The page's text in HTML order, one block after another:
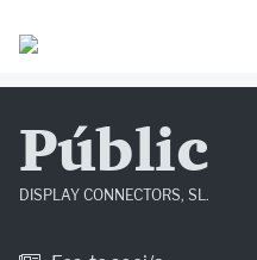
Públic
DISPLAY CONNECTORS, SL.